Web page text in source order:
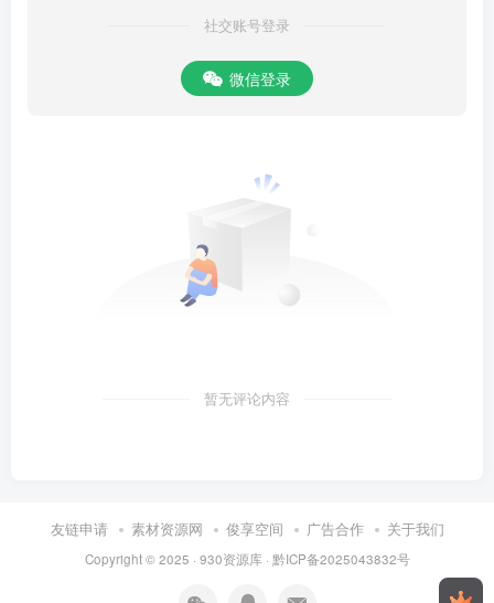
社交账号登录
微信登录
暂无评论内容
友链申请 素材资源网 俊享空间 广告合作 关于我们
Copyright © 2025 · 930资源库· 黔ICP备2025043832号